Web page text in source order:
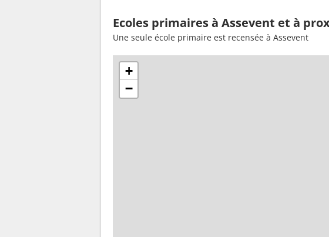
Ecoles primaires à Assevent et à
Une seule école primaire est recensée à Assevent
+
−